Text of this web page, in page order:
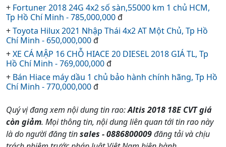
+ Fortuner 2018 24G 4x2 số sàn,55000 km 1 chủ HCM,
Tp Hồ Chí Minh - 785,000,000đ
+Toyota Hilux 2021 Nhập Thái 4x2 AT Một Chủ, Tp Hồ
Chí Minh - 650,000,000đ
+XE CÁ MẬP 16 CHỖ HIACE 20 DIESEL 2018 GIÁ TL, Tp
Hồ Chí Minh - 769,000,000đ
+ Bán Hiace máy dầu 1 chủ bảo hành chính hãng, Tp Hồ
Chí Minh - 770,000,000đ
Quý vị đang xem nội dung tin rao:Altis 2018 18E CVT giá
còn giảm. Mọi thông tin, nội dung liên quan tới tin rao này
là do người đăng tinsales - 0886800009đăng tải và chịu